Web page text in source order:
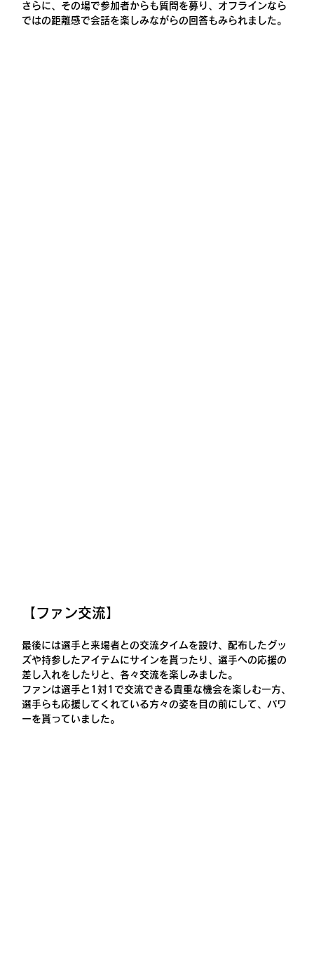
さらに、その場で参加者からも質問を募り、オフラインなら
ではの距離感で会話を楽しみながらの回答もみられました。
【ファン交流】
最後には選手と来場者との交流タイムを設け、配布したグッ
ズや持参したアイテムにサインを貰ったり、選手への応援の
差し入れをしたりと、各々交流を楽しみました。
ファンは選手と1対1で交流できる貴重な機会を楽しむ一方、
選手らも応援してくれている方々の姿を目の前にして、パワ
ーを貰っていました。